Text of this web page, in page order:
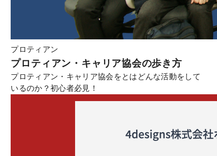
プロティアン
プロティアン・キャリア協会の歩き方
プロティアン・キャリア協会をとはどんな活動をして
いるのか？初心者必見！